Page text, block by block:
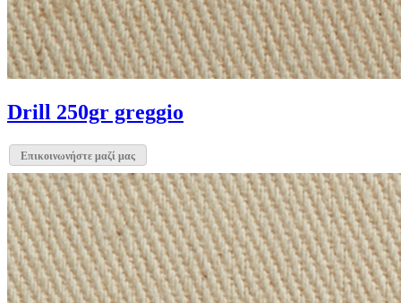
Drill 250gr greggio
Επικοινωνήστε μαζί μας